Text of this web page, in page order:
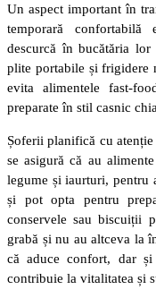
Un aspect important în
temporară confortabilă
descurcă în bucătăria
plite portabile și frigidere
evita alimentele fast-
preparate în stil casnic
Șoferii planifică cu atenție
se asigură că au
legume și iaurturi, pentru
și pot opta pentru
conservele sau biscuiții
grabă și nu au altceva la
că aduce confort, dar
contribuie la vitalitatea și